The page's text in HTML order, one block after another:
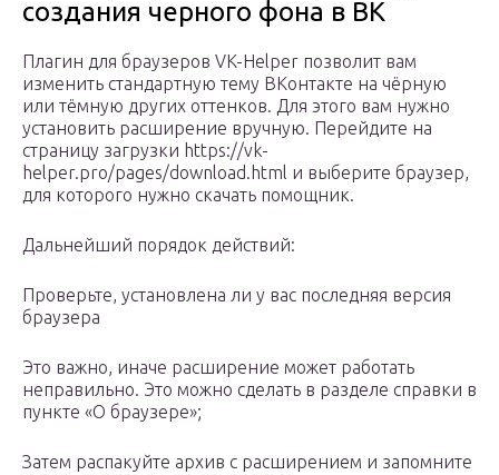
создания черного фона в ВК
Плагин для браузеров VK-Helper позволит вам
изменить стандартную тему ВКонтакте на чёрную
или тёмную других оттенков. Для этого вам нужно
установить расширение вручную. Перейдите на
страницу загрузки https://vk-
helper.pro/pages/download.html и выберите браузер,
для которого нужно скачать помощник.
Дальнейший порядок действий:
Проверьте, установлена ли у вас последняя версия
браузера
Это важно, иначе расширение может работать
неправильно. Это можно сделать в разделе справки в
пункте «О браузере»;
Затем распакуйте архив с расширением и запомните